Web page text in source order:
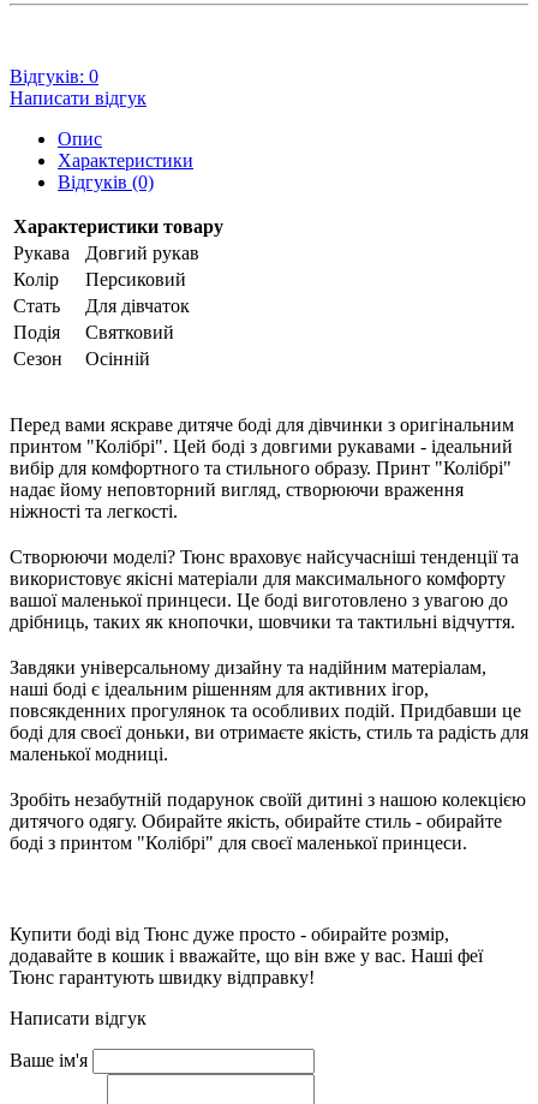
Відгуків: 0
Написати відгук
Опис
Характеристики
Відгуків (0)
Характеристики товару
Рукава
Довгий рукав
Колір
Персиковий
Стать
Для дівчаток
Подія
Святковий
Сезон
Осінній
Перед вами яскраве дитяче боді для дівчинки з оригінальним
принтом "Колібрі". Цей боді з довгими рукавами - ідеальний
вибір для комфортного та стильного образу. Принт "Колібрі"
надає йому неповторний вигляд, створюючи враження
ніжності та легкості.
Створюючи моделі? Тюнс враховує найсучасніші тенденції та
використовує якісні матеріали для максимального комфорту
вашої маленької принцеси. Це боді виготовлено з увагою до
дрібниць, таких як кнопочки, шовчики та тактильні відчуття.
Завдяки універсальному дизайну та надійним матеріалам,
наші боді є ідеальним рішенням для активних ігор,
повсякденних прогулянок та особливих подій. Придбавши це
боді для своєї доньки, ви отримаєте якість, стиль та радість для
маленької модниці.
Зробіть незабутній подарунок своїй дитині з нашою колекцією
дитячого одягу. Обирайте якість, обирайте стиль - обирайте
боді з принтом "Колібрі" для своєї маленької принцеси.
Купити боді від Тюнс дуже просто - обирайте розмір,
додавайте в кошик і вважайте, що він вже у вас. Наші феї
Тюнс гарантують швидку відправку!
Написати відгук
Ваше ім'я